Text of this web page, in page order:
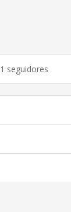
1 seguidores